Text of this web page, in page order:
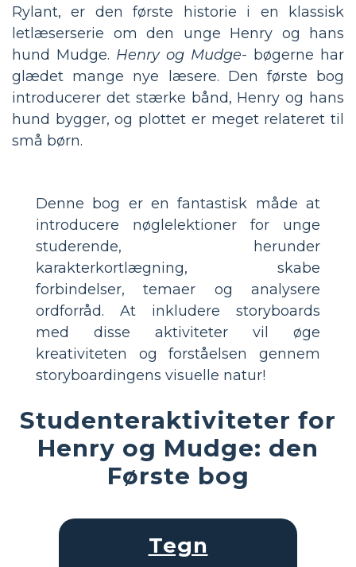
Rylant, er den første historie i en klassisk
letlæserserie om den unge Henry og hans
hund Mudge. Henry og Mudge- bøgerne har
glædet mange nye læsere. Den første bog
introducerer det stærke bånd, Henry og hans
hund bygger, og plottet er meget relateret til
små børn.
Denne bog er en fantastisk måde at
introducere nøglelektioner for unge
studerende, herunder
karakterkortlægning, skabe
forbindelser, temaer og analysere
ordforråd. At inkludere storyboards
med disse aktiviteter vil øge
kreativiteten og forståelsen gennem
storyboardingens visuelle natur!
Studenteraktiviteter for
Henry og Mudge: den
Første bog
Tegn